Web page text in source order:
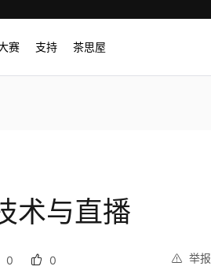
赛 支持 茶思屋
术与直播
举报
0 0